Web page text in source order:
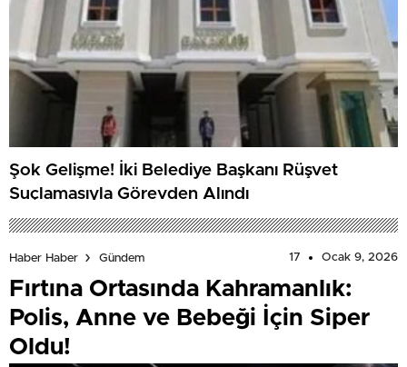
Şok Gelişme! İki Belediye Başkanı Rüşvet
Suçlamasıyla Görevden Alındı
Haber Haber Gündem 17 Ocak 9, 2026
Fırtına Ortasında Kahramanlık:
Polis, Anne ve Bebeği İçin Siper
Oldu!